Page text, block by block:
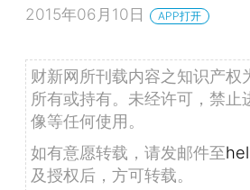
2015年06月10日 APP打开
财新网所刊载内容之知识产
所有或持有。未经许可，禁
像等任何使用。
如有意愿转载，请发邮件至
及授权后，方可转载。